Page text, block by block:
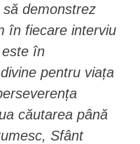
demonstrez
în fiecare interviu
în
pentru viața
căutarea până
Sfânt